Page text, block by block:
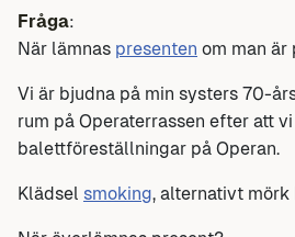
Fråga:
När lämnas presenten om man är
Vi är bjudna på min systers 70-
rum på Operaterrassen efter att
balettföreställningar på Operan.
Klädsel smoking, alternativt mörk